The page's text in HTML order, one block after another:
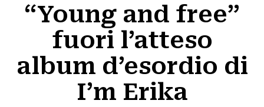
“Young and free”
fuori l’atteso
album d’esordio di
I’m Erika